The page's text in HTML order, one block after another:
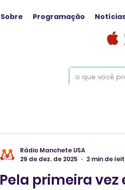
Sobre Programação
Pela primeira vez
Rádio Manchete USA
29 de dez. de 2025
2 min de